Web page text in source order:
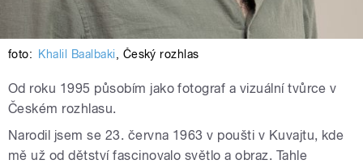
foto: Khalil Baalbaki, Český rozhlas
Od roku 1995 působím jako fotograf a vizuální tvůrce v
Českém rozhlasu.
Narodil jsem se 23. června 1963 v poušti v Kuvajtu, kde
mě už od dětství fascinovalo světlo a obraz. Tahle